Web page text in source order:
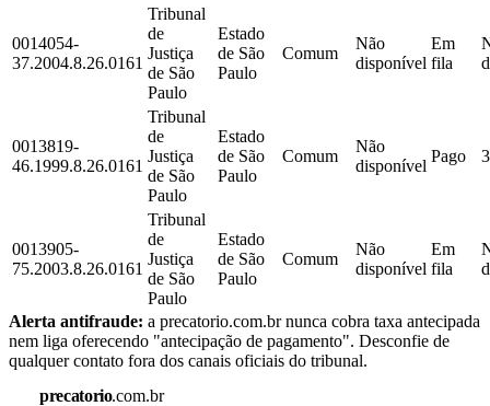
0014054-
37.2004.8.26.0161
Tribunal
de
Justiça
de São
Paulo
Estado
de São
Paulo
Comum
Não
disponível
Em
fila
0013819-
46.1999.8.26.0161
Tribunal
de
Justiça
de São
Paulo
Estado
de São
Paulo
Comum
Não
disponível
Pago
0013905-
75.2003.8.26.0161
Tribunal
de
Justiça
de São
Paulo
Estado
de São
Paulo
Comum
Não
disponível
Em
fila
Alerta antifraude: a precatorio.com.br nunca cobra taxa antecipada
nem liga oferecendo "antecipação de pagamento". Desconfie de
qualquer contato fora dos canais oficiais do tribunal.
precatorio.com.br